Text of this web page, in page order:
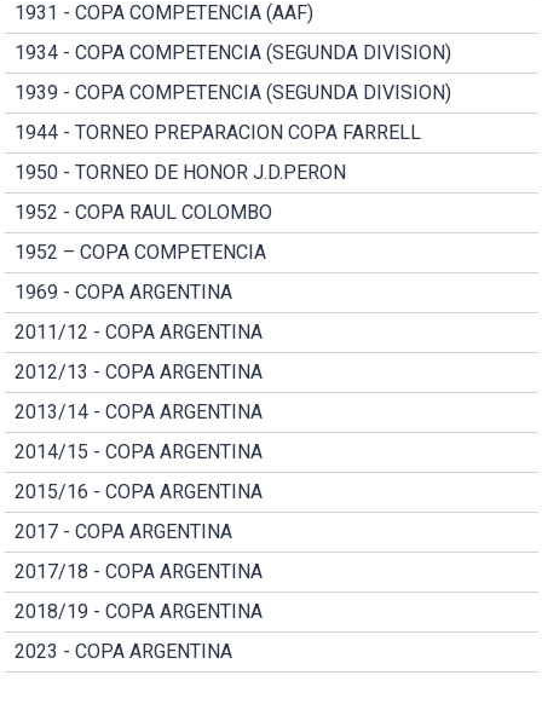
1931 - COPA COMPETENCIA (AAF)
1934 - COPA COMPETENCIA (SEGUNDA DIVISION)
1939 - COPA COMPETENCIA (SEGUNDA DIVISION)
1944 - TORNEO PREPARACION COPA FARRELL
1950 - TORNEO DE HONOR J.D.PERON
1952 - COPA RAUL COLOMBO
1952 – COPA COMPETENCIA
1969 - COPA ARGENTINA
2011/12 - COPA ARGENTINA
2012/13 - COPA ARGENTINA
2013/14 - COPA ARGENTINA
2014/15 - COPA ARGENTINA
2015/16 - COPA ARGENTINA
2017 - COPA ARGENTINA
2017/18 - COPA ARGENTINA
2018/19 - COPA ARGENTINA
2023 - COPA ARGENTINA